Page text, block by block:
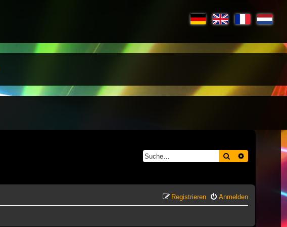
Suche Erweiterte
Anmelden
Registrieren